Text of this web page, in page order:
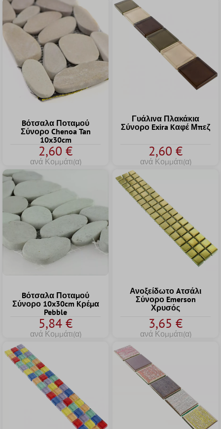
Bότσαλα Ποταμού
Σύνορο Chenoa Tan
10x30cm
2,60 €
ανά Κομμάτι(α)
Γυάλινα Πλακάκια
Σύνορο Exira Kαφέ Μπεζ
2,60 €
ανά Κομμάτι(α)
Bότσαλα Ποταμού
Σύνορο 10x30cm Kρέμα
Pebble
5,84 €
ανά Κομμάτι(α)
Ανοξείδωτο Aτσάλι
Σύνορο Emerson
Χρυσός
3,65 €
ανά Κομμάτι(α)